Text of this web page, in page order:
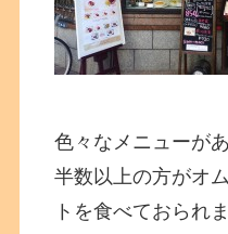
色々なメニューが
半数以上の方がオ
トを食べておられ